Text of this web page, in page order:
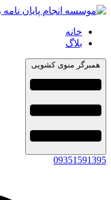
خانه
بلاگ
همبرگر منوی کشویی
09351591395